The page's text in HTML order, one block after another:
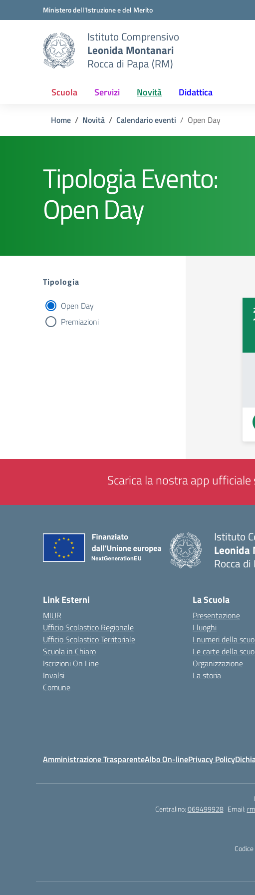
Vai ai contenuti
Vai al menu di navigazioneMinistero dell'Istruzione e del Merito
Istituto Comprensivo
Leonida Montanari
Rocca di Papa (RM)
Scuola Servizi Novità Didattica
Home Novità Calendario eventi Open Day
Tipologia Evento:
Open Day
Tipologia
tipologia di articoli
Open Day
Premiazioni
Scarica la nostra app ufficiale
Istituto
Leonida
Rocca di
Link Esterni
MIUR
Ufficio Scolastico Regionale
Ufficio Scolastico Territoriale
Scuola in Chiaro
Iscrizioni On Line
Invalsi
Comune
La Scuola
Presentazione
I luoghi
I numeri della
Le carte della
Organizzazione
La storia
Amministrazione TrasparenteAlbo On-linePrivacy Policy
Centralino:069499928 Email: